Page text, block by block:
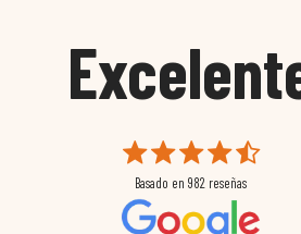
Basado en 982 reseñas
Susana García Luis
Magnífica atención al cliente. Tuvimos un
retraso en el pedido y desde el minuto
preocuparon por ayudarnos en todo.
magnífico gestor... atento, amable, un